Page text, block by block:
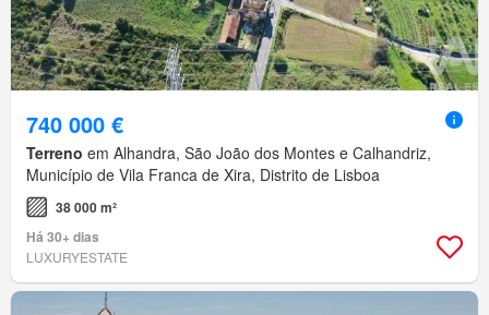
740 000 €
Terreno em Alhandra, São João dos Montes e Calhandriz,
Município de Vila Franca de Xira, Distrito de Lisboa
38 000 m²
Há 30+ dias
LUXURYESTATE